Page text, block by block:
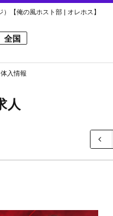
【俺の風ホスト部 | オレホス】
全国
入情報
人